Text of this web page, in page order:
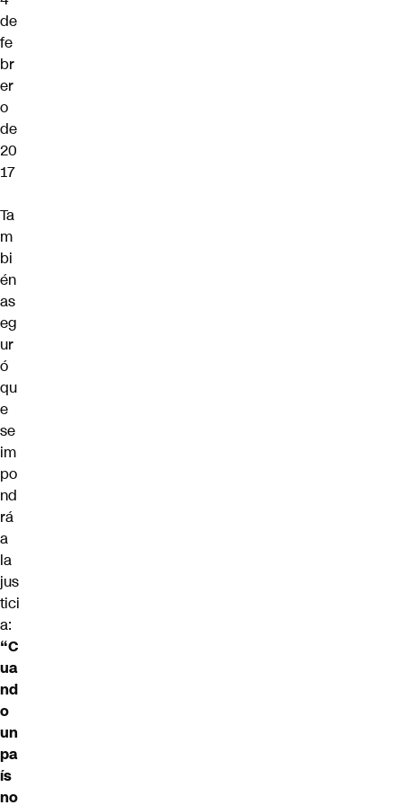
de
fe
br
er
o
de
20
17
Ta
m
bi
én
as
eg
ur
ó
qu
e
se
im
po
nd
rá
a
la
jus
tici
a:
“C
ua
nd
o
un
pa
ís
no